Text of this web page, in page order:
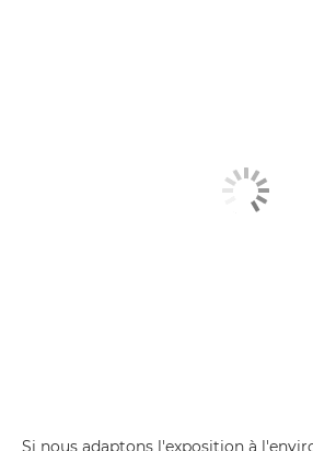
Si nous adaptons l'exposition à